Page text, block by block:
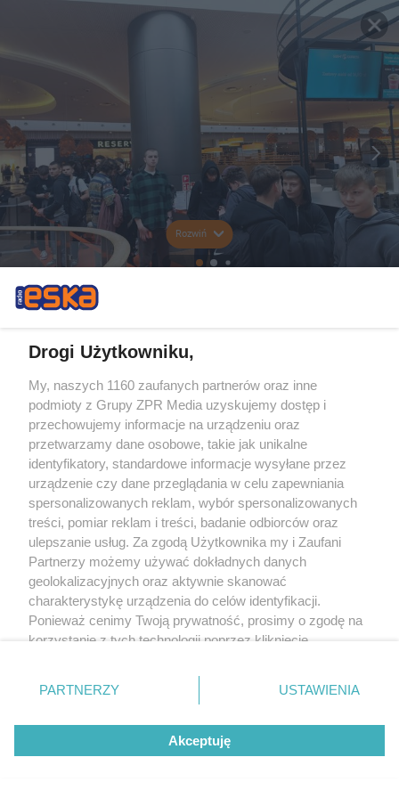
Rozwiń
Drogi Użytkowniku,
My, naszych 1160 zaufanych partnerów oraz inne
podmioty z Grupy ZPR Media uzyskujemy dostęp i
przechowujemy informacje na urządzeniu oraz
przetwarzamy dane osobowe, takie jak unikalne
identyfikatory, standardowe informacje wysyłane przez
urządzenie czy dane przeglądania w celu zapewniania
spersonalizowanych reklam, wybór spersonalizowanych
treści, pomiar reklam i treści, badanie odbiorców oraz
ulepszanie usług. Za zgodą Użytkownika my i Zaufani
Partnerzy możemy używać dokładnych danych
geolokalizacyjnych oraz aktywnie skanować
charakterystykę urządzenia do celów identyfikacji.
Ponieważ cenimy Twoją prywatność, prosimy o zgodę na
korzystanie z tych technologii poprzez kliknięcie
zmienić/wycofać klikając przycisk ustawień prywatności
znajdujący się w lewym dolnym rogu strony
rodzaje przetwarzania danych nie wymagają zgody
użytkownika, ale masz prawo sprzeciwić się takiemu
przetwarzaniu. Preferencje będą miały zastosowanie tylko
PARTNERZY USTAWIENIA
Akceptuję